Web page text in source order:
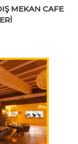
MEKAN CAFE